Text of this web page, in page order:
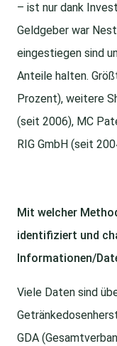
– ist nur dank
Geldgeber war
eingestiegen sind
Anteile halten.
Prozent), weitere
(seit 2006), MC
RIG GmbH (seit
Mit welcher
identifiziert und
Informationen/
Viele Daten sind
GDA